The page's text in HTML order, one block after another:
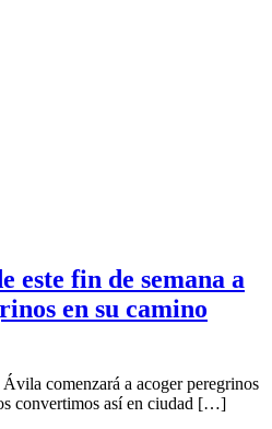
este fin de semana a
en su camino
comenzará a acoger peregrinos
convertimos así en ciudad […]